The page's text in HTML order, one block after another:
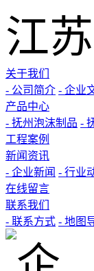
江
关于我们
- 公司简介 - 企业
产品中心
- 抚州泡沫制品 -
工程案例
新闻资讯
- 企业新闻 - 行业
在线留言
联系我们
- 联系方式 - 地图